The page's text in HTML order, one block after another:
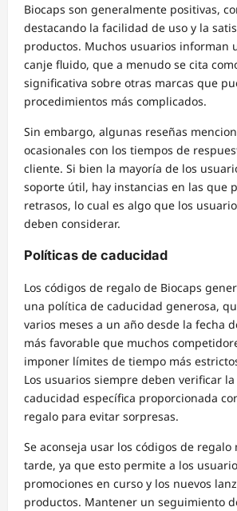
Biocaps son generalmente positivas,
destacando la facilidad de uso y la
productos. Muchos usuarios informan
canje fluido, que a menudo se cita
significativa sobre otras marcas que
procedimientos más complicados.
Sin embargo, algunas reseñas
ocasionales con los tiempos de
cliente. Si bien la mayoría de los
soporte útil, hay instancias en las que
retrasos, lo cual es algo que los
deben considerar.
Políticas de caducidad
Los códigos de regalo de Biocaps
una política de caducidad generosa,
varios meses a un año desde la fecha
más favorable que muchos
imponer límites de tiempo más
Los usuarios siempre deben verificar
caducidad específica proporcionada
regalo para evitar sorpresas.
Se aconseja usar los códigos de
tarde, ya que esto permite a los
promociones en curso y los nuevos
productos. Mantener un seguimiento